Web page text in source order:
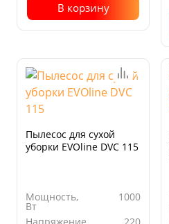
В корзину
Пылесос для сухой
уборки EVOline DVC 115
Мощность,
Вт
1000